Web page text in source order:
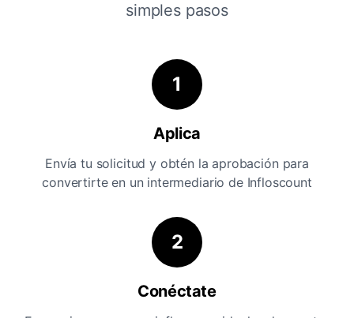
simples pasos
1
Aplica
Envía tu solicitud y obtén la aprobación para
convertirte en un intermediario de Infloscount
2
Conéctate